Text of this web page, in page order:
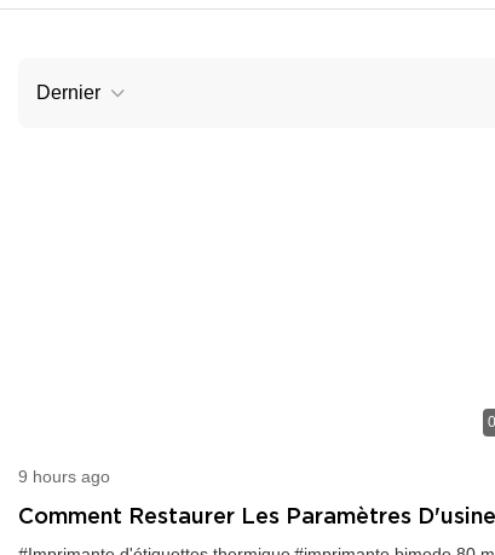
Dernier
9 hours ago
Comment Restaurer Les Paramètres
HOP-HQ300 ?